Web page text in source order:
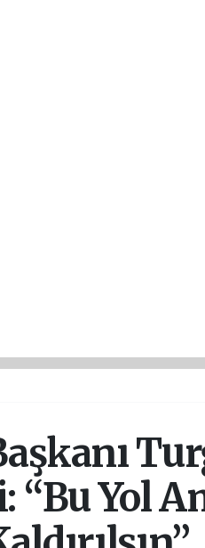
“Bu Yol